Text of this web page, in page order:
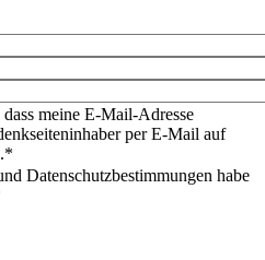
meine E-Mail-Adresse
per E-Mail auf
Datenschutzbestimmungen habe